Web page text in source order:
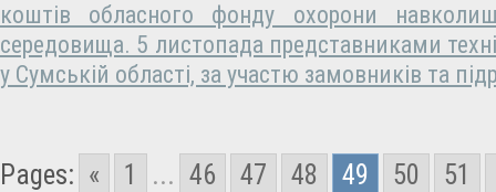
коштів обласного фонду охорони
середовища. 5 листопада представниками
у Сумській області, за участю замовників та
Pages: « 1 ... 46 47 48 49 50 51